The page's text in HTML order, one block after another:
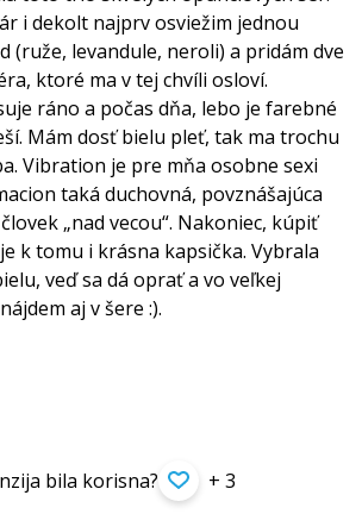
i dekolt najprv osviežim jednou
(ruže, levandule, neroli) a pridám dve
ktoré ma v tej chvíli osloví.
ráno a počas dňa, lebo je farebné
Mám dosť bielu pleť, tak ma trochu
Vibration je pre mňa osobne sexi
taká duchovná, povznášajúca
„nad vecou“. Nakoniec, kúpiť
k tomu i krásna kapsička. Vybrala
veď sa dá oprať a vo veľkej
aj v šere :).
bila korisna? + 3